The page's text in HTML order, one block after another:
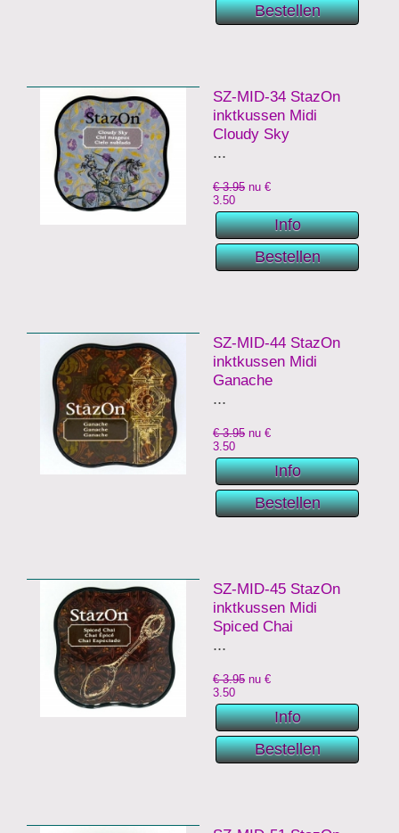
SZ-MID-34 StazOn
inktkussen Midi
Cloudy Sky
...
€ 3.95 nu €
3.50
SZ-MID-44 StazOn
inktkussen Midi
Ganache
...
€ 3.95 nu €
3.50
SZ-MID-45 StazOn
inktkussen Midi
Spiced Chai
...
€ 3.95 nu €
3.50